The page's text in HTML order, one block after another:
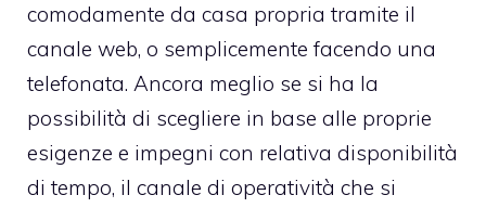
comodamente da casa propria tramite il
canale web, o semplicemente facendo una
telefonata. Ancora meglio se si ha la
possibilità di scegliere in base alle proprie
esigenze e impegni con relativa disponibilità
di tempo, il canale di operatività che si